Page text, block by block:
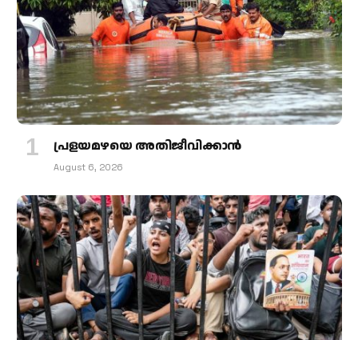
പ്രളയമഴയെ അതിജീവിക്കാന്‍
August 6, 2026